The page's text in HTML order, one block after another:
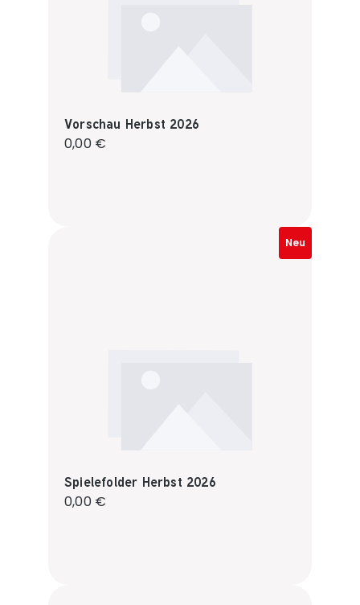
Vorschau Herbst 2026
Regulärer Preis:
0,00 €
Neu
Spielefolder Herbst 2026
Regulärer Preis:
0,00 €